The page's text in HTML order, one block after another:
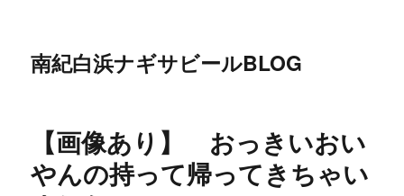
南紀白浜ナギサビールBLOG
【画像あり】 おっきいおい
やんの持って帰ってきちゃい